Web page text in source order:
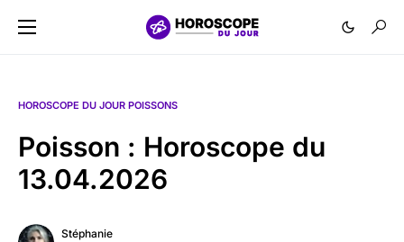
HOROSCOPE DU JOUR POISSONS
Poisson : Horoscope du
13.04.2026
Stéphanie